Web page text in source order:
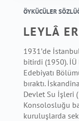
ÖYKÜCÜLER
LEYLÂ
1931’de
bitirdi (1950).
Edebiyatı
bıraktı.
Devlet Su İşleri
Konsolosluğu
kuruluşlarda